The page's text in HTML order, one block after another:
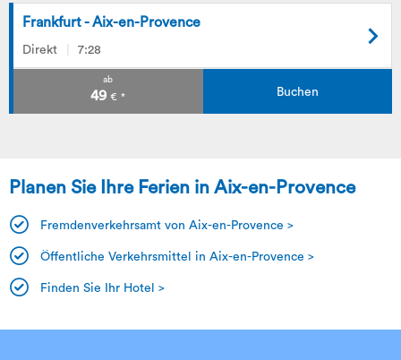
Frankfurt - Aix-en-Provence
Direkt 7:28
ab
49 € * Buchen
Planen Sie Ihre Ferien in Aix-en-Provence
Fremdenverkehrsamt von Aix-en-Provence >
Öffentliche Verkehrsmittel in Aix-en-Provence >
Finden Sie Ihr Hotel >